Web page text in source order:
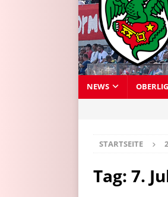
NEWS
STARTSEITE
Tag: 7.